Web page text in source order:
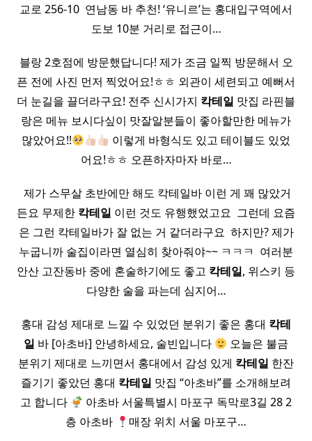
교로 256-10 ​ 연남동 바 추천! ‘유니르’는 홍대입구역에서
도보 10분 거리로 접근이…
블랑 2호점에 방문했답니다! 제가 조금 일찍 방문해서 오
픈 전에 사진 먼저 찍었어요!ㅎㅎ 외관이 세련되고 예뻐서
더 눈길을 끌더라구요! 전주 신시가지 칵테일 맛집 라핀블
랑은 메뉴 보시다싶이 맛잘알분들이 좋아할만한 메뉴가
많았어요!!
이렇게 바형식도 있고 테이블도 있었
어요!ㅎㅎ 오픈하자마자 바로…
​ 제가 스무살 초반에만 해도 칵테일바 이런 게 꽤 많았거
든요 무제한 칵테일 이런 것도 유행했었고요 ​ 그런데 요즘
은 그런 칵테일바가 잘 없는 거 같더라구요 ​ 하지만? 제가
누굽니까 술집이라면 열심히 찾아줘야~~ ㅋㅋㅋ ​ 여러분
안산 고잔동바 중에 혼술하기에도 좋고 칵테일, 위스키 등
다양한 술을 파는데 심지어…
홍대 감성 제대로 느낄 수 있었던 분위기 좋은 홍대 칵테
일 바 [아초바] 안녕하세요, 술빈입니다
오늘은 불금
분위기 제대로 느끼면서 홍대에서 감성 있게 칵테일 한잔
즐기기 좋았던 홍대 칵테일 맛집 “아초바”를 소개해보려
고 합니다
아초바 서울특별시 마포구 독막로3길 28 2
층 아초바
매장 위치 서울 마포구…